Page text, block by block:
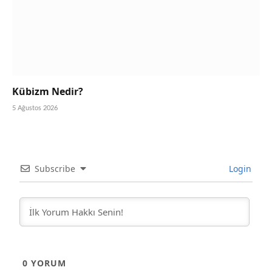
Kübizm Nedir?
5 Ağustos 2026
Subscribe Login
0 YORUM